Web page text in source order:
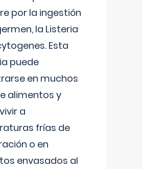
por la ingestión
la Listeria
Esta
puede
en muchos
alimentos y
a
frías de
o en
envasados al